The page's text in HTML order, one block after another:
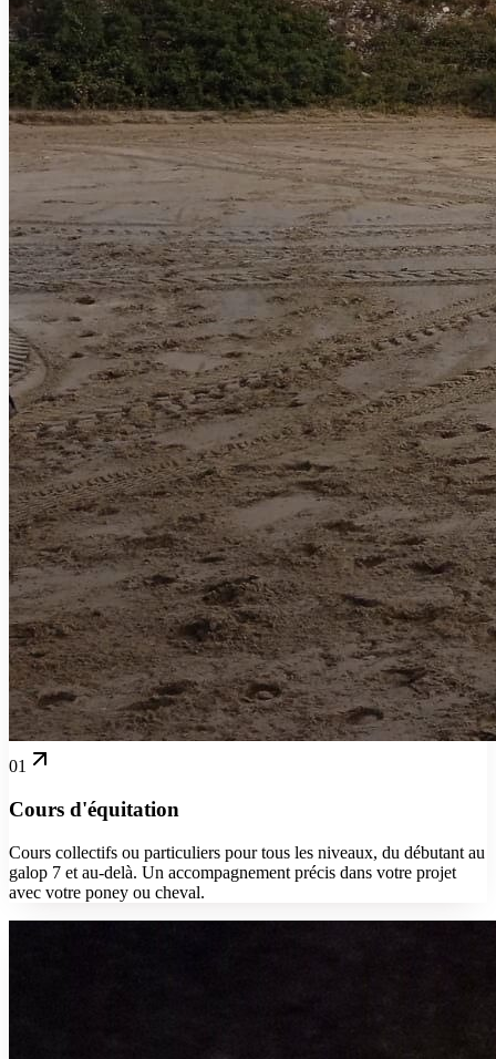
01
Cours d'équitation
Cours collectifs ou particuliers pour tous les niveaux, du débutant au
galop 7 et au-delà. Un accompagnement précis dans votre projet
avec votre poney ou cheval.